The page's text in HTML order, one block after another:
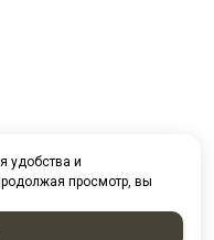
удобства и
просмотр, вы